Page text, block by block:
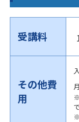
受講料
その他費
用